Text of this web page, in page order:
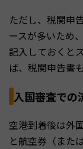
ただし、税関申
ースが多いため
記入しておくと
ば、税関申告書
入国審査での
空港到着後は外
と航空券（また